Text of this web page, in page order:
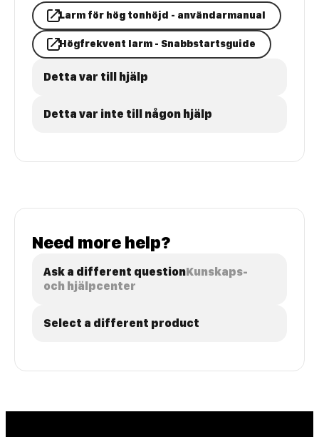
Larm för hög tonhöjd - användarmanual
Högfrekvent larm - Snabbstartsguide
Detta var till hjälp
Detta var inte till någon hjälp
Need more help?
Ask a different questionKunskaps-
och hjälpcenter
Select a different product